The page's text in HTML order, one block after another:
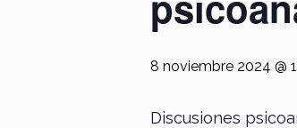
8 noviembre 2024 @
Discusiones